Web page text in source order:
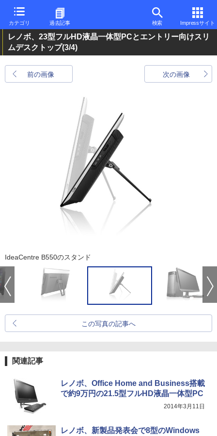
カテゴリ 過去記事 検索 Impressサイト
レノボ、23型フルHD液晶一体型PCとエントリー向けスリ
ムデスクトップ(3/4)
前の画像 次の画像
IdeaCentre B550のスタンド
この写真の記事へ
関連記事
レノボ、Office Home and Business搭載
で約9万円の21.5型フルHD液晶一体型PC
2014年3月11日
レノボ、新製品発表会で8型のWindows